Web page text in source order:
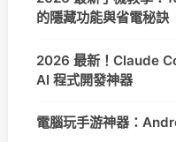
的隱藏功能與省電秘訣
2026 最新！Claude
AI 程式開發神器
電腦玩手游神器：